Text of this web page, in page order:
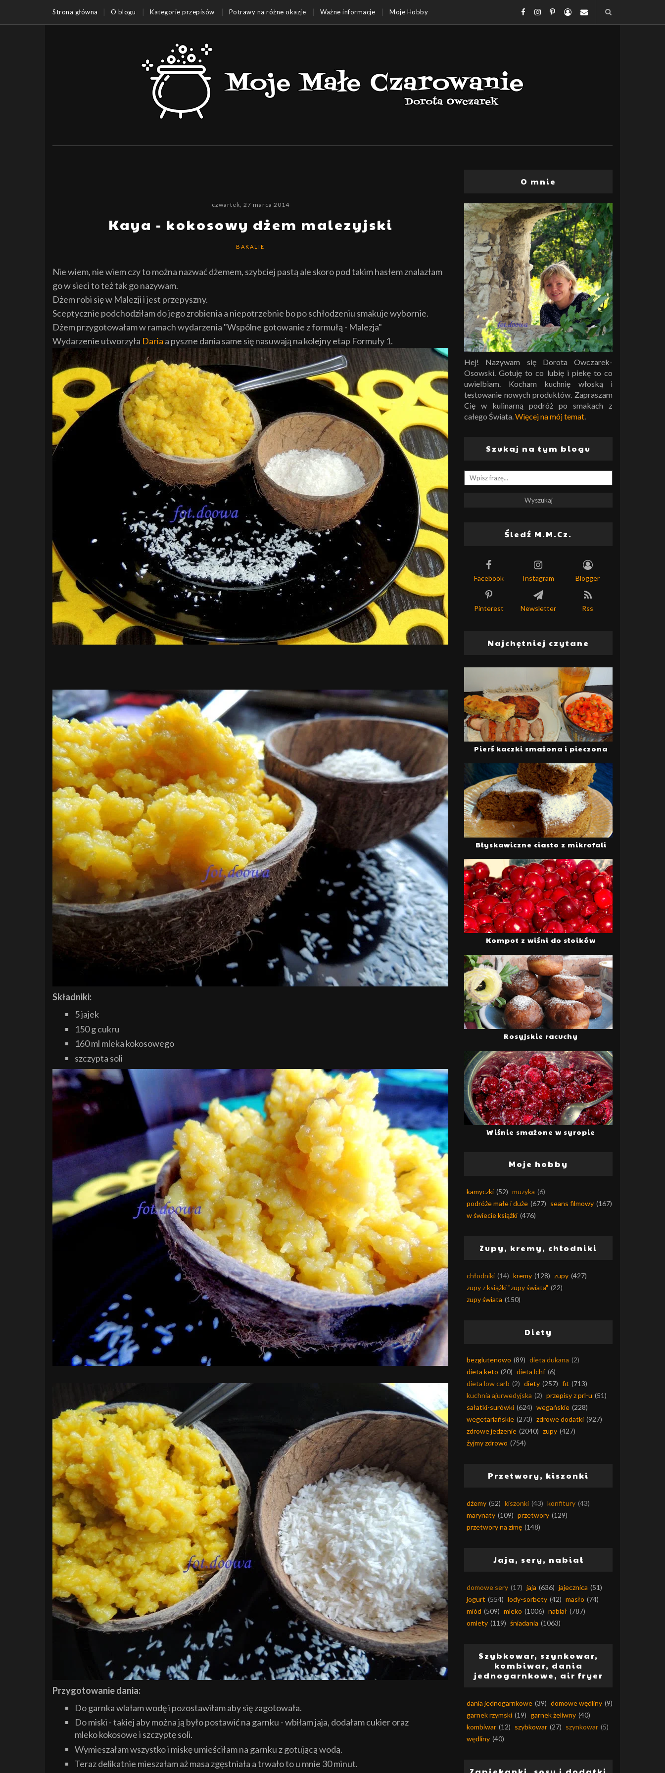
Strona główna O blogu Kategorie przepisów Potrawy na różne okazje Ważne informacje Moje Hobby
czwartek, 27 marca 2014
Kaya - kokosowy dżem malezyjski
BAKALIE
Nie wiem, nie wiem czy to można nazwać dżemem, szybciej pastą ale skoro pod takim hasłem znalazłam
go w sieci to też tak go nazywam.
Dżem robi się w Malezji i jest przepyszny.
Sceptycznie podchodziłam do jego zrobienia a niepotrzebnie bo po schłodzeniu smakuje wybornie.
Dżem przygotowałam w ramach wydarzenia "Wspólne gotowanie z formułą - Malezja"
Wydarzenie utworzyła Daria a pyszne dania same się nasuwają na kolejny etap Formuły 1.
Składniki:
5 jajek
150 g cukru
160 ml mleka kokosowego
szczypta soli
Przygotowanie dania:
Do garnka wlałam wodę i pozostawiłam aby się zagotowała.
Do miski - takiej aby można ją było postawić na garnku - wbiłam jaja, dodałam cukier oraz
mleko kokosowe i szczyptę soli.
Wymieszałam wszystko i miskę umieściłam na garnku z gotującą wodą.
Teraz delikatnie mieszałam aż masa zgęstniała a trwało to u mnie 30 minut.
O mnie
Hej! Nazywam się Dorota Owczarek-
Osowski. Gotuję to co lubię i piekę to co
uwielbiam. Kocham kuchnię włoską i
testowanie nowych produktów. Zapraszam
Cię w kulinarną podróż po smakach z
całego Świata.Więcej na mój temat.
Szukaj na tym blogu
Śledź M.M.Cz.
Facebook Instagram Blogger
Pinterest Newsletter Rss
Najchętniej czytane
Pierś kaczki smażona i pieczona
Błyskawiczne ciasto z mikrofali
Kompot z wiśni do słoików
Rosyjskie racuchy
Wiśnie smażone w syropie
Moje hobby
kamyczki (52) muzyka (6)
podróże małe i duże (677) seans filmowy (167)
w świecie książki (476)
Zupy, kremy, chłodniki
chłodniki (14) kremy (128) zupy (427)
zupy z książki "zupy świata" (22)
zupy świata (150)
Diety
bezglutenowo (89) dieta dukana (2)
dieta keto (20) dieta lchf (6)
dieta low carb (2) diety (257) fit (713)
kuchnia ajurwedyjska (2) przepisy z prl-u (51)
sałatki-surówki (624) wegańskie (228)
wegetariańskie (273) zdrowe dodatki (927)
zdrowe jedzenie (2040) zupy (427)
żyjmy zdrowo (754)
Przetwory, kiszonki
dżemy (52) kiszonki (43) konfitury (43)
marynaty (109) przetwory (129)
przetwory na zimę (148)
Jaja, sery, nabiał
domowe sery (17) jaja (636) jajecznica (51)
jogurt (554) lody-sorbety (42) masło (74)
miód (509) mleko (1006) nabiał (787)
omlety (119) śniadania (1063)
Szybkowar, szynkowar,
kombiwar, dania
jednogarnkowe, air fryer
dania jednogarnkowe (39) domowe wędliny (9)
garnek rzymski (19) garnek żeliwny (40)
kombiwar (12) szybkowar (27) szynkowar (5)
wędliny (40)